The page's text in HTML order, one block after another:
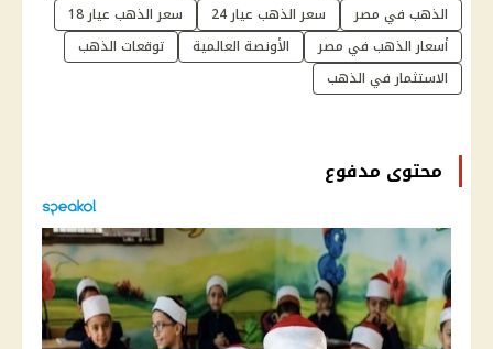
الذهب في مصر
سعر الذهب عيار 24
سعر الذهب عيار 18
أسعار الذهب في مصر
الأونصة العالمية
توقعات الذهب
الاستثمار في الذهب
محتوى مدفوع